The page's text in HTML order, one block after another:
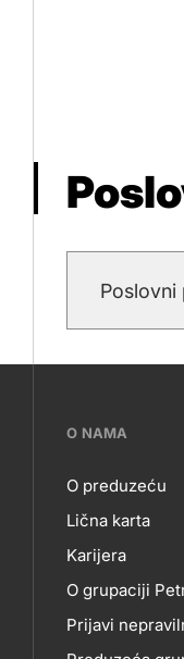
???
petrol-
title???
O NAMA
O
O preduzeću
Lična karta
Karijera
O grupaciji
Prijavi